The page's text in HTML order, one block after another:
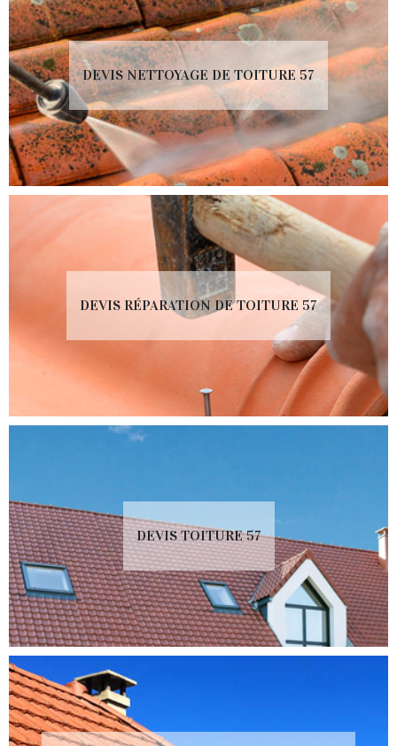
DEVIS NETTOYAGE DE TOITURE 57
DEVIS RÉPARATION DE TOITURE 57
DEVIS TOITURE 57